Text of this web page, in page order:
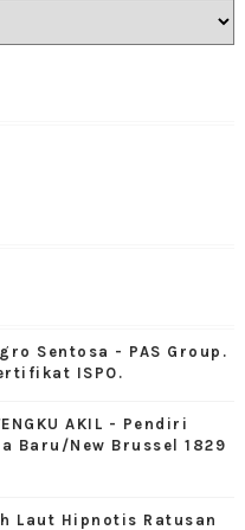
Sentosa - PAS Group.
ISPO.
AKIL - Pendiri
Baru/New Brussel 1829
Laut Hipnotis Ratusan